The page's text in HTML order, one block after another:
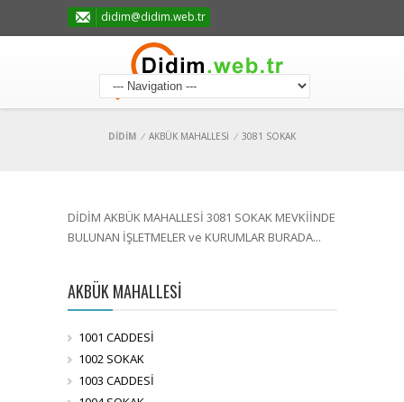
didim@didim.web.tr
DİDİM / AKBÜK MAHALLESİ / 3081 SOKAK
DİDİM AKBÜK MAHALLESİ 3081 SOKAK MEVKİİNDE
BULUNAN İŞLETMELER ve KURUMLAR BURADA...
AKBÜK MAHALLESİ
1001 CADDESİ
1002 SOKAK
1003 CADDESİ